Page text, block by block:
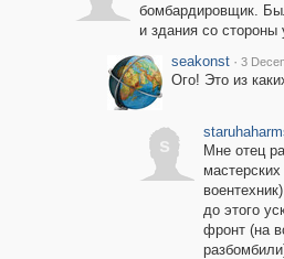
бомбардировщик.
и здания со стороны
seakonst · 3
Ого! Это из
s
Мне отец
до этого
фронт (на